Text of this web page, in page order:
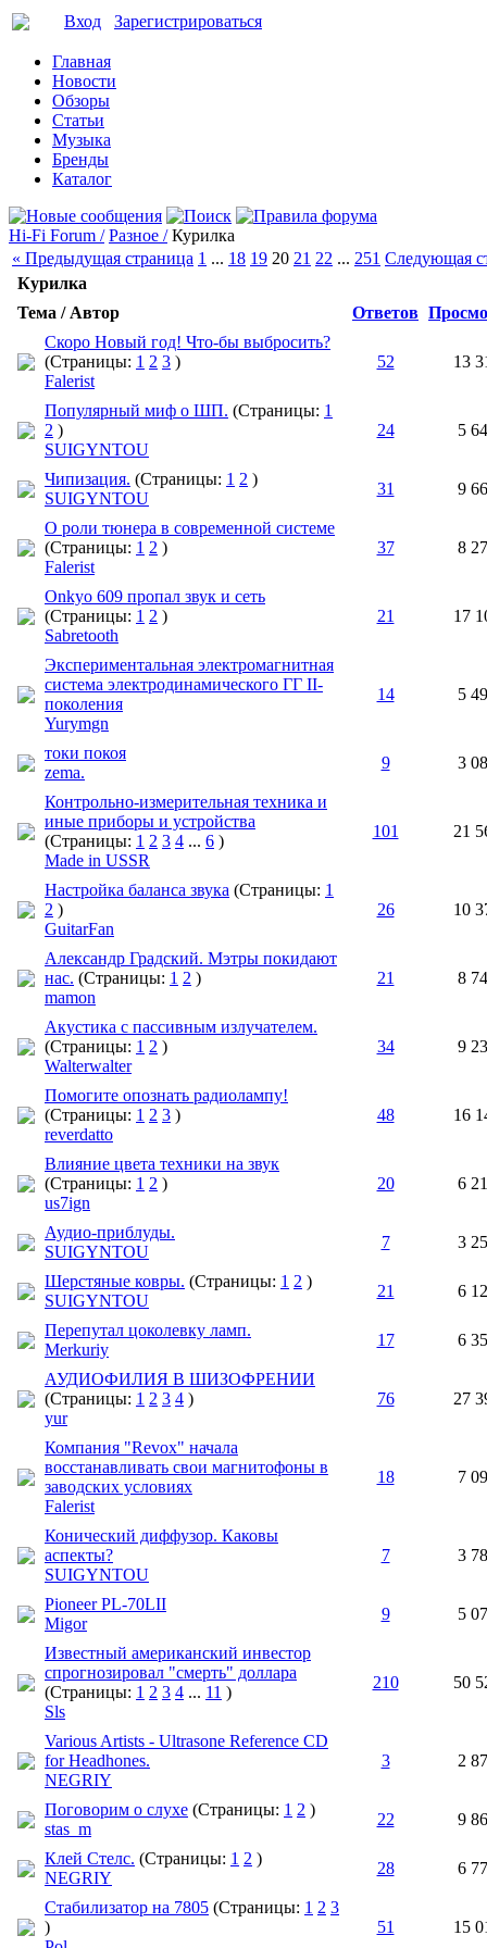
Вход Зарегистрироваться
Главная
Новости
Обзоры
Статьи
Музыка
Бренды
Каталог
Hi-Fi Forum / Разное / Курилка
« Предыдущая страница 1 ... 18 19 20 21 22 ... 251 Следующая
Курилка
Тема / Автор
Ответов
Скоро Новый год! Что-бы выбросить?
(Страницы: 1 2 3 )
Falerist
52 13
Популярный миф о ШП. (Страницы: 1
2 )
SUIGYNTOU
24 5
Чипизация. (Страницы: 1 2 )
SUIGYNTOU
31 9
О роли тюнера в современной системе
(Страницы: 1 2 )
Falerist
37 8
Onkyo 609 пропал звук и сеть
(Страницы: 1 2 )
Sabretooth
21 17
Экспериментальная электромагнитная
система электродинамического ГГ II-
поколения
Yurymgn
14 5
токи покоя
zema.
9 3
Контрольно-измерительная техника и
иные приборы и устройства
(Страницы: 1 2 3 4 ... 6 )
Made in USSR
101 21
Настройка баланса звука (Страницы: 1
2 )
GuitarFan
26 10
Александр Градский. Мэтры покидают
нас. (Страницы: 1 2 )
mamon
21 8
Акустика с пассивным излучателем.
(Страницы: 1 2 )
Walterwalter
34 9
Помогите опознать радиолампу!
(Страницы: 1 2 3 )
reverdatto
48 16
Влияние цвета техники на звук
(Страницы: 1 2 )
us7ign
20 6
Аудио-приблуды.
SUIGYNTOU
7 3
Шерстяные ковры. (Страницы: 1 2 )
SUIGYNTOU
21 6
Перепутал цоколевку ламп.
Merkuriy
17 6
АУДИОФИЛИЯ В ШИЗОФРЕНИИ
(Страницы: 1 2 3 4 )
yur
76 27
Компания "Revox" начала
восстанавливать свои магнитофоны в
заводских условиях
Falerist
18 7
Конический диффузор. Каковы
аспекты?
SUIGYNTOU
7 3
Pioneer PL-70LII
Migor
9 5
Известный американский инвестор
спрогнозировал "смерть" доллара
(Страницы: 1 2 3 4 ... 11 )
Sls
210 50
Various Artists - Ultrasone Reference CD
for Headhones.
NEGRIY
3 2
Поговорим о слухе (Страницы: 1 2 )
stas_m
22 9
Клей Стелс. (Страницы: 1 2 )
NEGRIY
28 6
Стабилизатор на 7805 (Страницы: 1 2 3
)
51 15